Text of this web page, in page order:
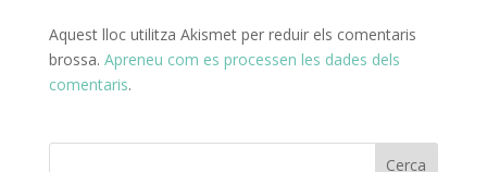
Aquest lloc utilitza Akismet per reduir els comentaris
brossa. Apreneu com es processen les dades dels
comentaris.